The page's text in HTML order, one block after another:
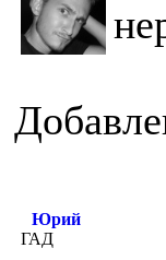
Юрий
ГАД